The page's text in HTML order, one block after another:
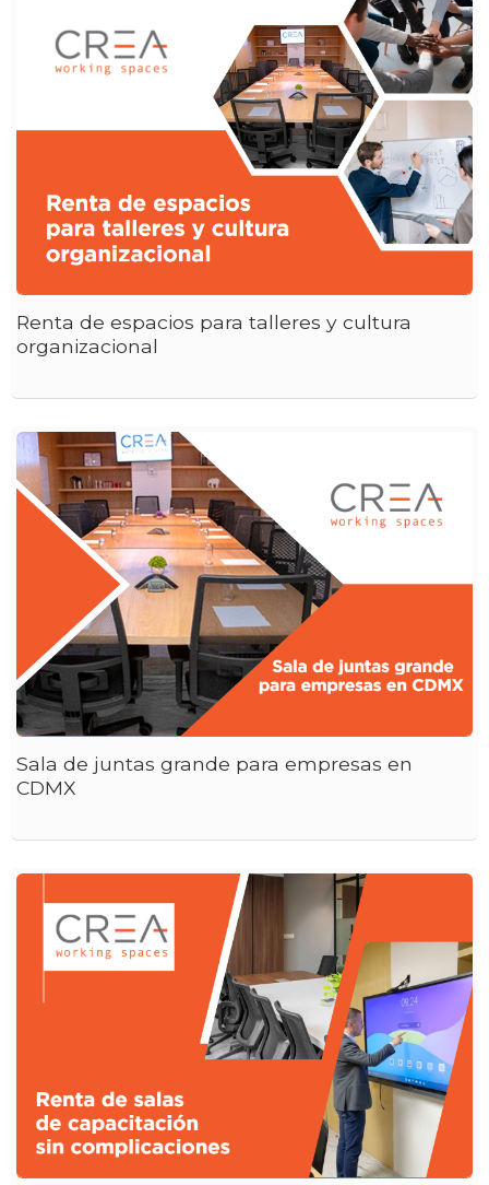
Renta de espacios para talleres y cultura
organizacional
Sala de juntas grande para empresas en
CDMX